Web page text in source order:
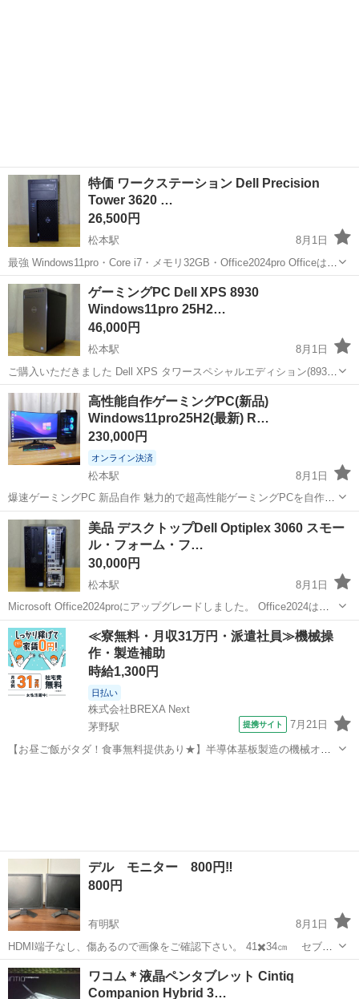
特価 ワークステーション Dell Precision
Tower 3620 …
26,500円
松本駅
8月1日
最強 Windows11pro・Core i7・メモリ32GB・Office2024pro Officeは最
新最強のOffice 24 Profational。Office2024はWindows11に最新の技術
に対応して...
長野 松本市
ゲーミングPC Dell XPS 8930
Windows11pro 25H2…
46,000円
松本駅
8月1日
ご購入いただきました Dell XPS タワースペシャルエディション(8930)
高スペックでスタイリッシュ、パワフルなハイエンドデスクトップPC
です。 デルのXPSタワースペシャルエディション(8930)は、高性...
長野 松本市 松本駅 デスクトップパソコン
高性能自作ゲーミングPC(新品)
Windows11pro25H2(最新) R…
230,000円
オンライン決済
松本駅
8月1日
爆速ゲーミングPC 新品自作 魅力的で超高性能ゲーミングPCを自作し
ました。 Windows11pro 25H2(最新)、Office2021pro搭載。 イルミネー
ションギミックを楽しむため、ケースはThermal...
長野 松本市 松本駅 デスクトップパソコン
美品 デスクトップDell Optiplex 3060 スモー
ル・フォーム・フ…
30,000円
松本駅
8月1日
Microsoft Office2024proにアップグレードしました。 Office2024は
Windows11に最新の技術に対応しており、AIを活用した文書校正機能
や、Excelのデータ分析機能も向上しています。最新の...
長野 松本市 松本駅 デスクトップパソコン Office
≪寮無料・月収31万円・派遣社員≫機械操
作・製造補助
時給1,300円
日払い
株式会社BREXA Next
茅野駅
提携サイト 7月21日
【お昼ご飯がタダ！食事無料提供あり★】半導体基板製造の機械オペ
デル モニター 800円‼️
800円
有明駅
8月1日
HDMI端子なし、傷あるので画像をご確認下さい。 41✖️34㎝ セブン
イレブン安曇野北穂高店にて待ち合わせです。 本気で買う方は問い合
わせして下さい。
長野 安曇野市 有明駅 周辺機器 モニター
ワコム＊液晶ペンタブレット Cintiq
Companion Hybrid 3…